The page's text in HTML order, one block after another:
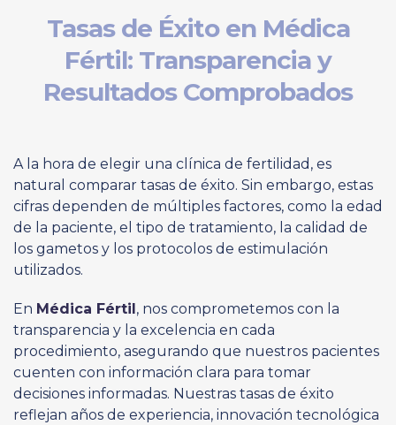
Tasas de Éxito en Médica
Fértil: Transparencia y
Resultados Comprobados
A la hora de elegir una clínica de fertilidad, es
natural comparar tasas de éxito. Sin embargo, estas
cifras dependen de múltiples factores, como la edad
de la paciente, el tipo de tratamiento, la calidad de
los gametos y los protocolos de estimulación
utilizados.
En Médica Fértil, nos comprometemos con la
transparencia y la excelencia en cada
procedimiento, asegurando que nuestros pacientes
cuenten con información clara para tomar
decisiones informadas. Nuestras tasas de éxito
reflejan años de experiencia, innovación tecnológica